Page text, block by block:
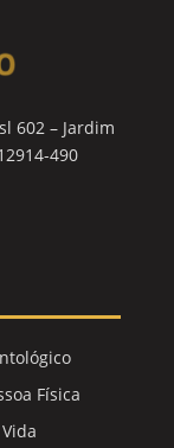
602 – Jardim
490
Física